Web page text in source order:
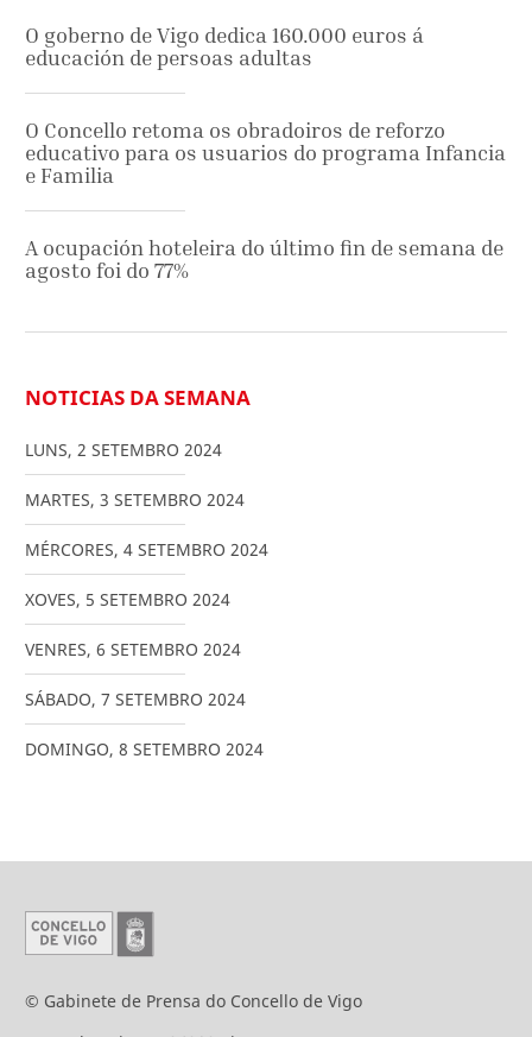
O goberno de Vigo dedica 160.000 euros á
educación de persoas adultas
O Concello retoma os obradoiros de reforzo
educativo para os usuarios do programa Infancia
e Familia
A ocupación hoteleira do último fin de semana de
agosto foi do 77%
NOTICIAS DA SEMANA
LUNS, 2 SETEMBRO 2024
MARTES, 3 SETEMBRO 2024
MÉRCORES, 4 SETEMBRO 2024
XOVES, 5 SETEMBRO 2024
VENRES, 6 SETEMBRO 2024
SÁBADO, 7 SETEMBRO 2024
DOMINGO, 8 SETEMBRO 2024
© Gabinete de Prensa do Concello de Vigo